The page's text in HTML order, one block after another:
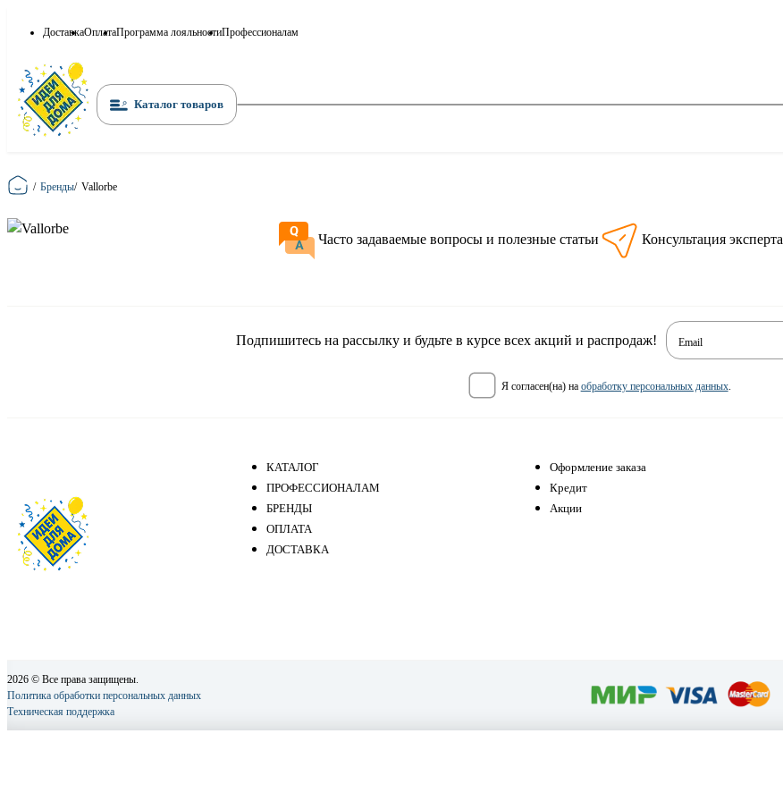
ДоставкаОплатаПрограмма лояльностиПрофессионалам
Каталог товаров
Главная
/ Бренды/ Vallorbe
Часто задаваемые вопросы и полезные статьи Консультация эксперта
Подпишитесь на рассылку и будьте в курсе всех акций и распродаж! Email
я согласен(на) на обработку персональных данных.
КАТАЛОГ
ПРОФЕССИОНАЛАМ
БРЕНДЫ
ОПЛАТА
ДОСТАВКА
Оформление заказа
Кредит
Акции
2026 © Все права защищены.
Политика обработки персональных данных
Техническая поддержка